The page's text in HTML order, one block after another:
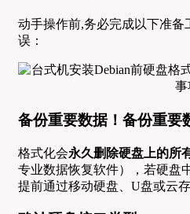
动手操作前,务必完成以下准
误：
备份重要数据！备份重要
格式化会永久删除硬盘上的所
专业数据恢复软件），若硬盘
提前通过移动硬盘、U盘或云存